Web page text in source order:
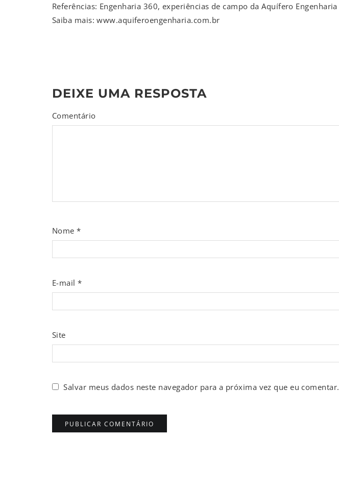
Referências: Engenharia 360, experiências de campo da Aquífero Engenharia
Saiba mais: www.aquiferoengenharia.com.br
DEIXE UMA RESPOSTA
Comentário
Nome*
E-mail*
Site
Salvar meus dados neste navegador para a próxima vez que eu comentar.